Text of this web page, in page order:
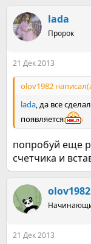
к
ц
и
lada
Пророк
21 Дек 2013
olov1982
lada , да все
появляется
попробуй еще
счетчика и
olov1982
21 Дек 2013